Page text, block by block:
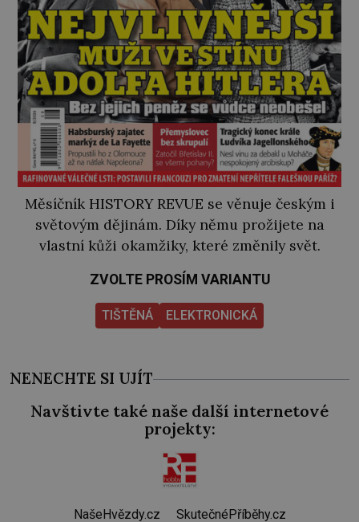
Měsíčník HISTORY REVUE se věnuje českým i
světovým dějinám. Díky němu prožijete na
vlastní kůži okamžiky, které změnily svět.
ZVOLTE PROSÍM VARIANTU
TIŠTĚNÁ ELEKTRONICKÁ
NENECHTE SI UJÍT
Navštivte také naše další internetové
projekty:
NašeHvězdy.cz SkutečnéPříběhy.cz